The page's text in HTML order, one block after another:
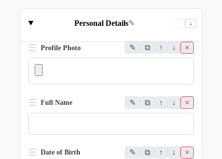
Personal Details✎ ↓
☰ Profile Photo ✎ ⧉ ↑ ↓ ×
☰ Full Name ✎ ⧉ ↑ ↓ ×
☰ Date of Birth ✎ ⧉ ↑ ↓ ×